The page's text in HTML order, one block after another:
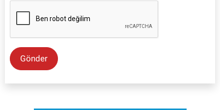
Gönder